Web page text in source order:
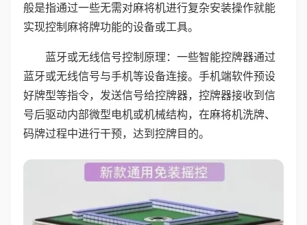
般是指通过一些无需对麻将机进行复杂安装操作就能
实现控制麻将牌功能的设备或工具。
蓝牙或无线信号控制原理：一些智能控牌器通过
蓝牙或无线信号与手机等设备连接。手机端软件预设
好牌型等指令，发送信号给控牌器，控牌器接收到信
号后驱动内部微型电机或机械结构，在麻将机洗牌、
码牌过程中进行干预，达到控牌目的。